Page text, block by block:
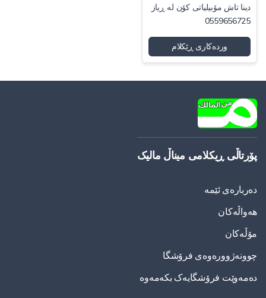
دینا تاش مۆبیلیاتی کۆن لە ڕیاز
0559656725
وردەکاری ڕێکلام
پۆرتاڵی ڕیکلامی میناڵ مالیک
دەربارەی ئێمە
هەواڵەکان
مۆڵەکان
چوونەژوورەوەی فرۆشگا
دەمەوێت فرۆشگایەک بکەمەوە